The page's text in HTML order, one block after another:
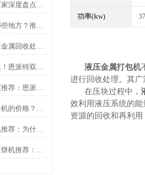
全自动铝屑压块机生产厂家深度盘点：为何恩派特成为制造企业的优选？
生产铝削压饼机厂家有哪些地方？推荐关注恩派特
选择金属废铝撕碎机，废金属回收处理不再是难题
破局大体积金属处理难题！恩派特双轴液压破碎机重磅上线，大扭矩+高产能!
铝屑压块机设备生产厂家推荐：恩派特品牌的选择
哪些因素会影响铝渣压块机的价格？选购时推荐恩派特品牌
航空航天级铝切屑压块机推荐：为什么恩派特是更值得的选择
航空航天级机加工铝屑压饼机推荐：为什么恩派特是行业信赖之选？
功率(kw)
液压金属打包机
进行回收处理。其
在压块过程中，
效利用液压系统的
资源的回收和再利